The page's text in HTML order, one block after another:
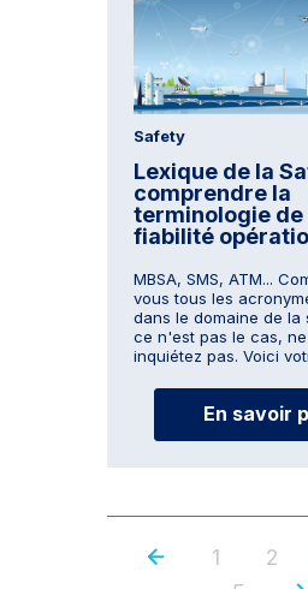
Safety
Lexique de la
comprendre la
terminologie de
fiabilité
MBSA, SMS, ATM...
vous tous les
dans le domaine de la
ce n'est pas le cas,
inquiétez pas. Voici
En savoir
1 2